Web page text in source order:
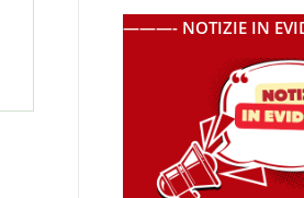
———- NOTIZIE IN